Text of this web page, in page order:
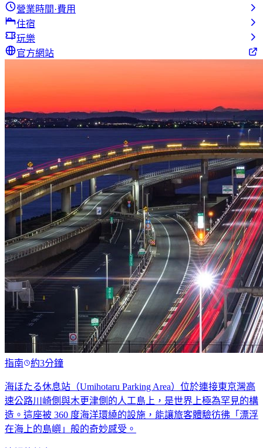
營業時間·費用
住宿
玩樂
官方網站
指南 約3分鐘
海ほたる休息站（Umihotaru Parking Area）位於連接東京灣高
速公路川崎側與木更津側的人工島上，是世界上極為罕見的構
造。這座被 360 度海洋環繞的設施，能讓旅客體驗彷彿「漂浮
在海上的島嶼」般的奇妙感受。